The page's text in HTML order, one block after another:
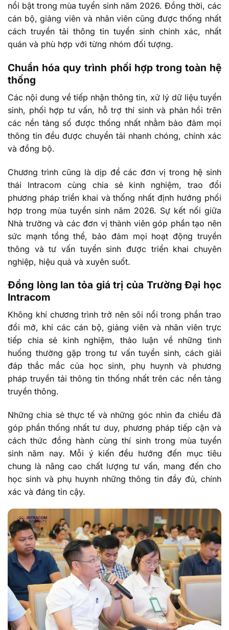
nổi bật trong mùa tuyển sinh năm 2026. Đồng thời, các
cán bộ, giảng viên và nhân viên cũng được thống nhất
cách truyền tải thông tin tuyển sinh chính xác, nhất
quán và phù hợp với từng nhóm đối tượng.
Chuẩn hóa quy trình phối hợp trong toàn hệ
thống
Các nội dung về tiếp nhận thông tin, xử lý dữ liệu tuyển
sinh, phối hợp tư vấn, hỗ trợ thí sinh và phản hồi trên
các nền tảng số được thống nhất nhằm bảo đảm mọi
thông tin đều được chuyển tải nhanh chóng, chính xác
và đồng bộ.
Chương trình cũng là dịp để các đơn vị trong hệ sinh
thái Intracom cùng chia sẻ kinh nghiệm, trao đổi
phương pháp triển khai và thống nhất định hướng phối
hợp trong mùa tuyển sinh năm 2026. Sự kết nối giữa
Nhà trường và các đơn vị thành viên góp phần tạo nên
sức mạnh tổng thể, bảo đảm mọi hoạt động truyền
thông và tư vấn tuyển sinh được triển khai chuyên
nghiệp, hiệu quả và xuyên suốt.
Đồng lòng lan tỏa giá trị của Trường Đại học
Intracom
Không khí chương trình trở nên sôi nổi trong phần trao
đổi mở, khi các cán bộ, giảng viên và nhân viên trực
tiếp chia sẻ kinh nghiệm, thảo luận về những tình
huống thường gặp trong tư vấn tuyển sinh, cách giải
đáp thắc mắc của học sinh, phụ huynh và phương
pháp truyền tải thông tin thống nhất trên các nền tảng
truyền thông.
Những chia sẻ thực tế và những góc nhìn đa chiều đã
góp phần thống nhất tư duy, phương pháp tiếp cận và
cách thức đồng hành cùng thí sinh trong mùa tuyển
sinh năm nay. Mỗi ý kiến đều hướng đến mục tiêu
chung là nâng cao chất lượng tư vấn, mang đến cho
học sinh và phụ huynh những thông tin đầy đủ, chính
xác và đáng tin cậy.